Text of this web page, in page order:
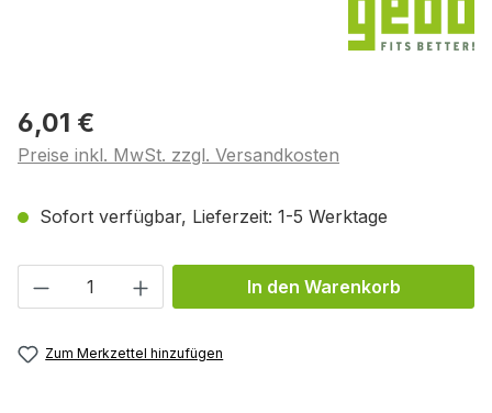
6,01 €
Preise inkl. MwSt. zzgl. Versandkosten
Sofort verfügbar, Lieferzeit: 1-5 Werktage
Produkt Anzahl: Gib den gewünschten
In den Warenkorb
Zum Merkzettel hinzufügen